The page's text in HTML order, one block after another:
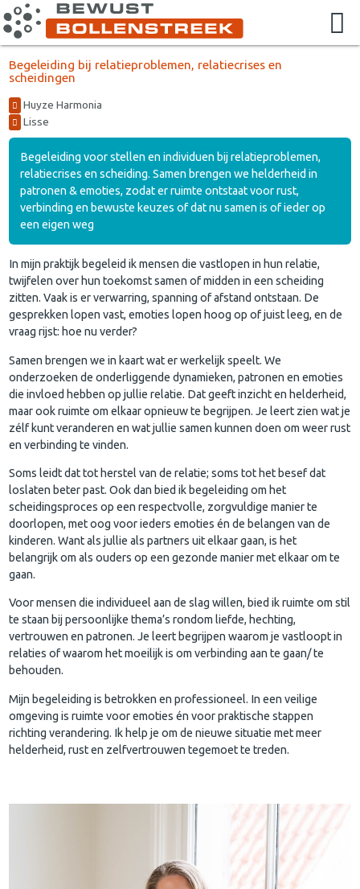
Begeleiding bij relatieproblemen, relatiecrises en
scheidingen
Huyze Harmonia
Lisse
Begeleiding voor stellen en individuen bij relatieproblemen,
relatiecrises en scheiding. Samen brengen we helderheid in
patronen & emoties, zodat er ruimte ontstaat voor rust,
verbinding en bewuste keuzes of dat nu samen is of ieder op
een eigen weg
In mijn praktijk begeleid ik mensen die vastlopen in hun relatie,
twijfelen over hun toekomst samen of midden in een scheiding
zitten. Vaak is er verwarring, spanning of afstand ontstaan. De
gesprekken lopen vast, emoties lopen hoog op of juist leeg, en de
vraag rijst: hoe nu verder?
Samen brengen we in kaart wat er werkelijk speelt. We
onderzoeken de onderliggende dynamieken, patronen en emoties
die invloed hebben op jullie relatie. Dat geeft inzicht en helderheid,
maar ook ruimte om elkaar opnieuw te begrijpen. Je leert zien wat je
zélf kunt veranderen en wat jullie samen kunnen doen om weer rust
en verbinding te vinden.
Soms leidt dat tot herstel van de relatie; soms tot het besef dat
loslaten beter past. Ook dan bied ik begeleiding om het
scheidingsproces op een respectvolle, zorgvuldige manier te
doorlopen, met oog voor ieders emoties én de belangen van de
kinderen. Want als jullie als partners uit elkaar gaan, is het
belangrijk om als ouders op een gezonde manier met elkaar om te
gaan.
Voor mensen die individueel aan de slag willen, bied ik ruimte om stil
te staan bij persoonlijke thema’s rondom liefde, hechting,
vertrouwen en patronen. Je leert begrijpen waarom je vastloopt in
relaties of waarom het moeilijk is om verbinding aan te gaan/ te
behouden.
Mijn begeleiding is betrokken en professioneel. In een veilige
omgeving is ruimte voor emoties én voor praktische stappen
richting verandering. Ik help je om de nieuwe situatie met meer
helderheid, rust en zelfvertrouwen tegemoet te treden.